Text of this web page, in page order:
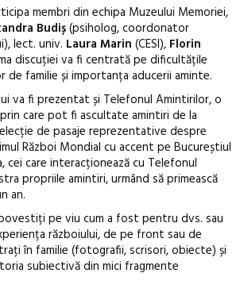
membri din echipa Muzeului Memoriei,
Budiș(psiholog, coordonator
lect. univ. Laura Marin (CESI), Florin
discuției va fi centrată pe dificultățile
de familie și importanța aducerii aminte.
va fi prezentat și Telefonul Amintirilor, o
care pot fi ascultate amintiri de la
de pasaje reprezentative despre
Război Mondial cu accent pe Bucureștiul
cei care interacționează cu Telefonul
propriile amintiri, urmând să primească
an.
pe viu cum a fost pentru dvs. sau
războiului, de pe front sau de
în familie (fotografii, scrisori, obiecte) și
subiectivă din mici fragmente